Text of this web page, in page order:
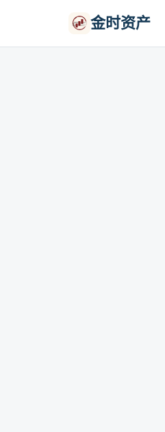
金时资产